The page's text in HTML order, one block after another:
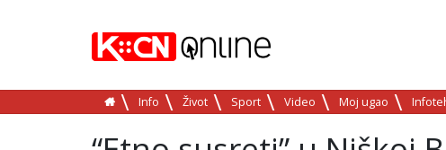
Info Život Sport Video Moj ugao